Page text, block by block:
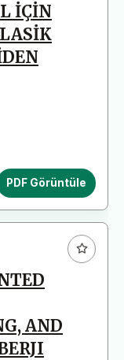
İÇİN
PDF Görüntüle
AND